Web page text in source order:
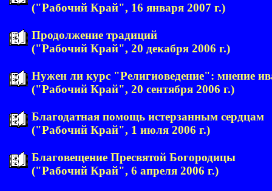
("Рабочий Край", 16 января 2007 г.)
Продолжение традиций
("Рабочий Край", 20 декабря 2006 г.)
Нужен ли курс "Религиоведение": мнение
("Рабочий Край", 20 сентября 2006 г.)
Благодатная помощь истерзанным сердцам
("Рабочий Край", 1 июля 2006 г.)
Благовещение Пресвятой Богородицы
("Рабочий Край", 6 апреля 2006 г.)